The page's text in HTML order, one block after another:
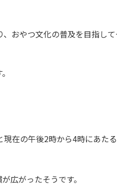
おやつ文化の普及を目指し
在の午後2時から4時にあた
広がったそうです。